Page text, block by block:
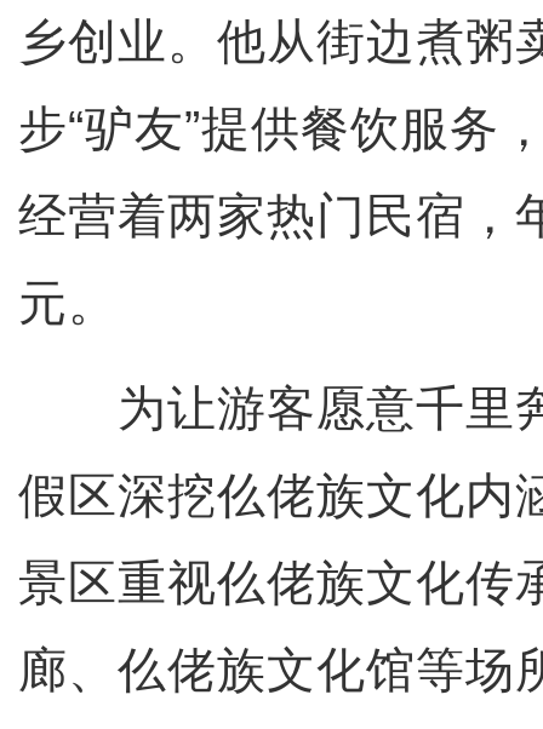
乡创业。他从街边煮粥
步“驴友”提供餐饮服务
经营着两家热门民宿，
元。
为让游客愿意千里
假区深挖仫佬族文化内
景区重视仫佬族文化传
廊、仫佬族文化馆等场